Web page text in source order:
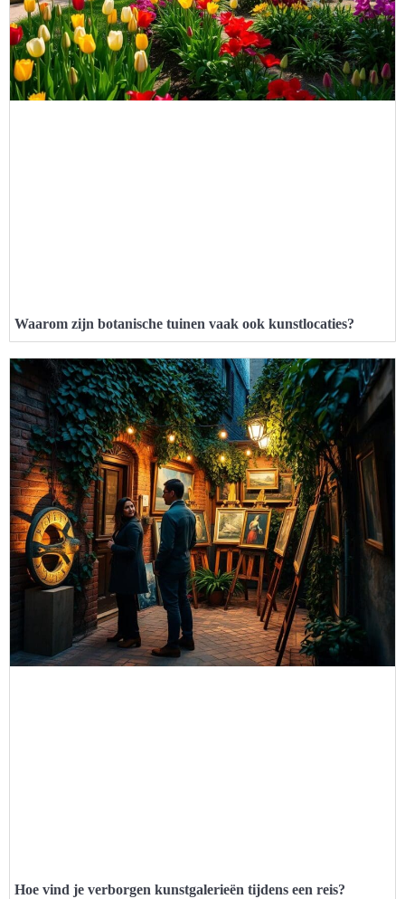
Waarom zijn botanische tuinen vaak ook kunstlocaties?
Hoe vind je verborgen kunstgalerieën tijdens een reis?